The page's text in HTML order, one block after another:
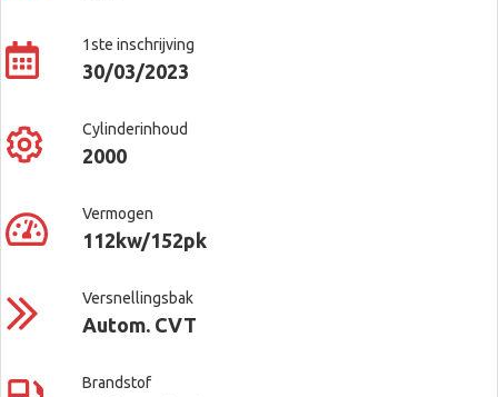
1ste inschrijving
30/03/2023
Cylinderinhoud
2000
Vermogen
112kw/152pk
Versnellingsbak
Autom. CVT
Brandstof